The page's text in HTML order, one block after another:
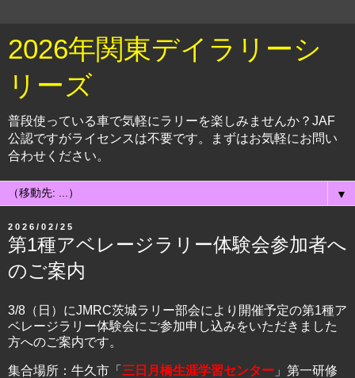
2026年関東デイラリーシ
リーズ
普段使っている車で気軽にラリーを楽しみませんか？JAF
公認ですがライセンスは不要です。まずはお気軽にお問い
合わせください。
▼
2026/02/25
第1種アベレージラリー体験会参加者へ
のご案内
3/8（日）にJMRC茨城ラリー部会により開催予定の第1種ア
ベレージラリー体験会にご参加申し込みをいただきました
方へのご案内です。
集合場所：牛久市「 三日月橋生涯学習センター 」第一研修